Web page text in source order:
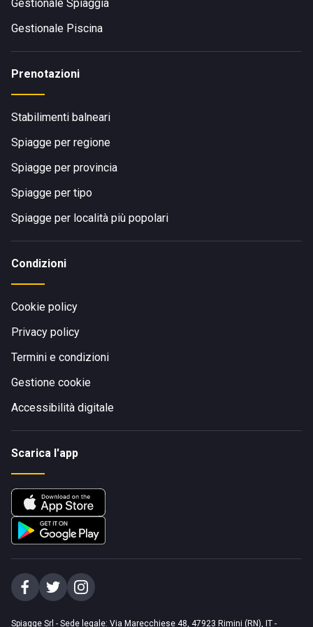
Gestionale Spiaggia
Gestionale Piscina
Prenotazioni
Stabilimenti balneari
Spiagge per regione
Spiagge per provincia
Spiagge per tipo
Spiagge per località più popolari
Condizioni
Cookie policy
Privacy policy
Termini e condizioni
Gestione cookie
Accessibilità digitale
Scarica l'app
Spiagge Srl - Sede legale: Via Marecchiese 48, 47923 Rimini (RN), IT -